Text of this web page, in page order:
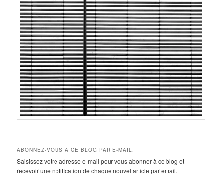
ABONNEZ-VOUS À CE BLOG PAR E-MAIL.
Saisissez votre adresse e-mail pour vous abonner à ce blog et
recevoir une notification de chaque nouvel article par email.